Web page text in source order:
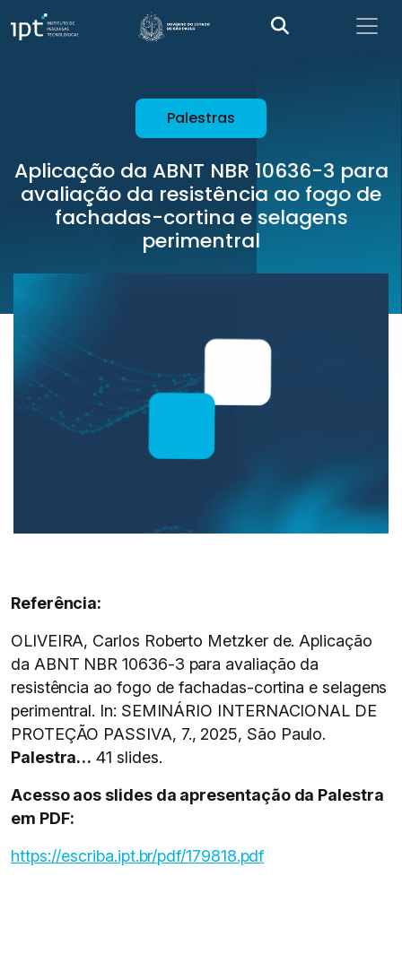
Palestras
Aplicação da ABNT NBR 10636-3 para
avaliação da resistência ao fogo de
fachadas-cortina e selagens
perimentral
Referência:
OLIVEIRA, Carlos Roberto Metzker de. Aplicação
da ABNT NBR 10636-3 para avaliação da
resistência ao fogo de fachadas-cortina e selagens
perimentral. In: SEMINÁRIO INTERNACIONAL DE
PROTEÇÃO PASSIVA, 7., 2025, São Paulo.
Palestra… 41 slides.
Acesso aos slides da apresentação da Palestra
em PDF:
https://escriba.ipt.br/pdf/179818.pdf